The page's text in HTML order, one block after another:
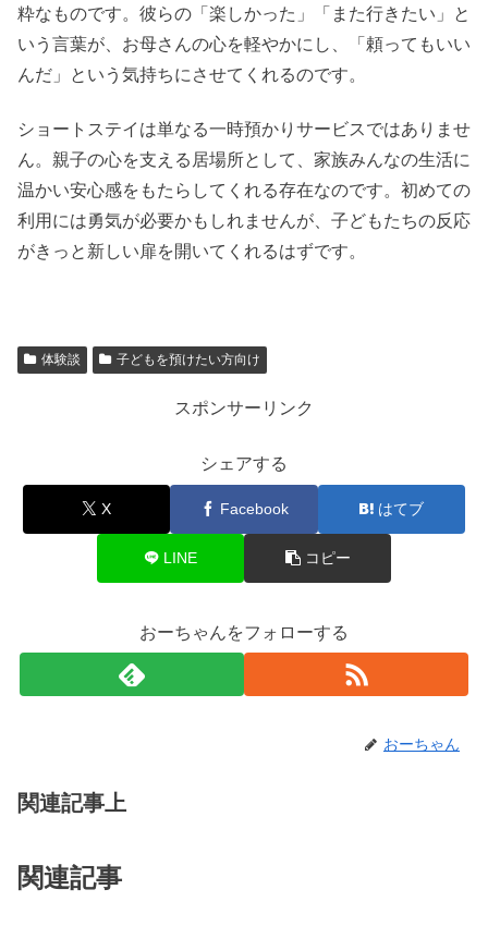
粋なものです。彼らの「楽しかった」「また行きたい」と
いう言葉が、お母さんの心を軽やかにし、「頼ってもいい
んだ」という気持ちにさせてくれるのです。
ショートステイは単なる一時預かりサービスではありませ
ん。親子の心を支える居場所として、家族みんなの生活に
温かい安心感をもたらしてくれる存在なのです。初めての
利用には勇気が必要かもしれませんが、子どもたちの反応
がきっと新しい扉を開いてくれるはずです。
体験談 子どもを預けたい方向け
スポンサーリンク
シェアする
X Facebook はてブ
LINE コピー
おーちゃんをフォローする
おーちゃん
関連記事上
関連記事